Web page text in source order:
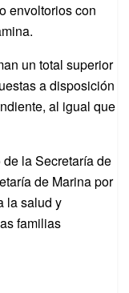
envoltorios con
un total superior
a disposición
al igual que
la Secretaría de
de Marina por
la salud y
familias